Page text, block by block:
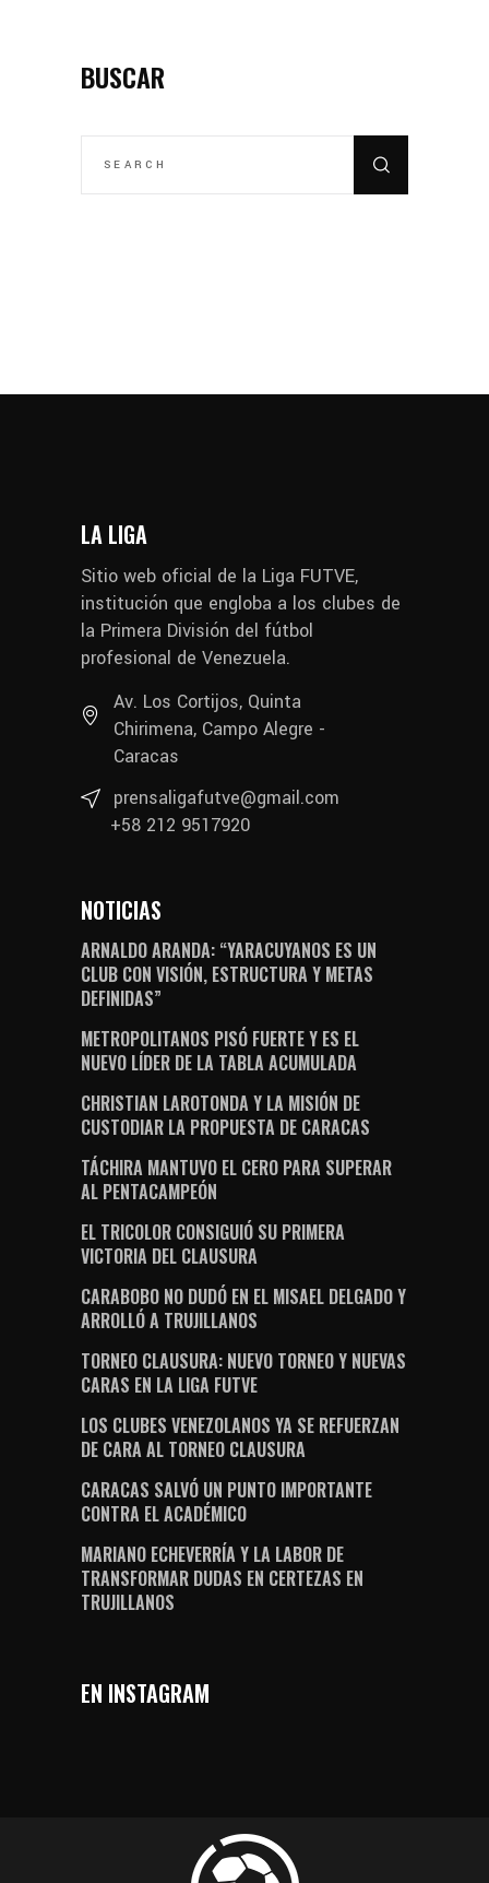
BUSCAR
LA LIGA
Sitio web oficial de la Liga FUTVE,
institución que engloba a los clubes de
la Primera División del fútbol
profesional de Venezuela.
Av. Los Cortijos, Quinta
Chirimena, Campo Alegre -
Caracas
prensaligafutve@gmail.com
+58 212 9517920
NOTICIAS
ARNALDO ARANDA: “YARACUYANOS ES UN
CLUB CON VISIÓN, ESTRUCTURA Y METAS
DEFINIDAS”
METROPOLITANOS PISÓ FUERTE Y ES EL
NUEVO LÍDER DE LA TABLA ACUMULADA
CHRISTIAN LAROTONDA Y LA MISIÓN DE
CUSTODIAR LA PROPUESTA DE CARACAS
TÁCHIRA MANTUVO EL CERO PARA SUPERAR
AL PENTACAMPEÓN
EL TRICOLOR CONSIGUIÓ SU PRIMERA
VICTORIA DEL CLAUSURA
CARABOBO NO DUDÓ EN EL MISAEL DELGADO Y
ARROLLÓ A TRUJILLANOS
TORNEO CLAUSURA: NUEVO TORNEO Y NUEVAS
CARAS EN LA LIGA FUTVE
LOS CLUBES VENEZOLANOS YA SE REFUERZAN
DE CARA AL TORNEO CLAUSURA
CARACAS SALVÓ UN PUNTO IMPORTANTE
CONTRA EL ACADÉMICO
MARIANO ECHEVERRÍA Y LA LABOR DE
TRANSFORMAR DUDAS EN CERTEZAS EN
TRUJILLANOS
EN INSTAGRAM